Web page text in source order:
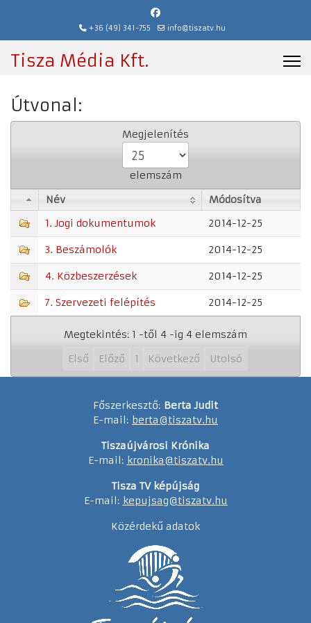
+36 (49) 341-755 info@tiszatv.hu
Tisza Média Kft.
Útvonal:
Megjelenítés
elemszám
Név
Módosítva
Név
Módosítva
1. Jogi dokumentumok 2014-12-25
3. Beszámolók 2014-12-25
4. Közbeszerzések 2014-12-25
7. Szervezeti felépítés 2014-12-25
Megtekintés: 1 -től 4 -ig 4 elemszám
Első
Előző 1 Következő Utolsó
Főszerkesztő: Berta Judit
E-mail: berta@tiszatv.hu
Tiszaújvárosi Krónika
E-mail: kronika@tiszatv.hu
Tisza TV képújság
E-mail: kepujsag@tiszatv.hu
Közérdekű adatok